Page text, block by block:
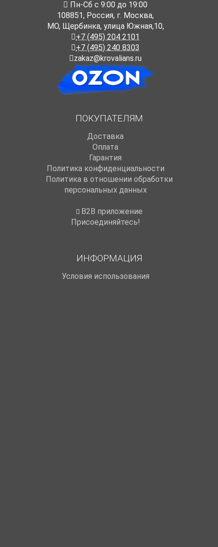
Пн-Cб с 9:00 до 19:00
108851, Россия, г. Москва,
МО, Щербинка, улица Южная,10,
+7 (495) 204 2101
+7 (495) 240 8303
zakaz@krovalians.ru
ПОКУПАТЕЛЯМ
Доставка
Оплата
Гарантия
Политика конфиденциальности
Политика в отношении обработки
персональных данных
B2B приложение
Присоединяйтесь!
ИНФОРМАЦИЯ
Условия использования